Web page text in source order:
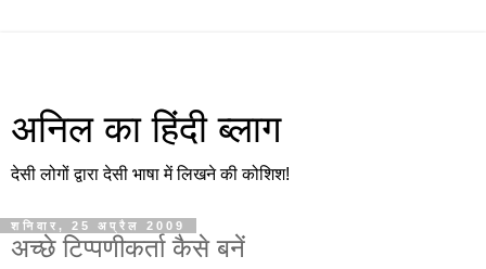
अनिल का हिंदी ब्लाग
देसी लोगों द्वारा देसी भाषा में लिखने की कोशिश!
शनिवार, 25 अप्रैल 2009
अच्छे टिप्पणीकर्ता कैसे बनें